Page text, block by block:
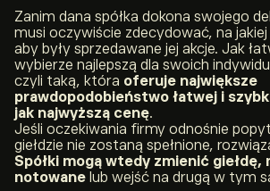
Zanim dana spółka dokona swojego
musi oczywiście zdecydować, na jakiej
aby były sprzedawane jej akcje. Jak
wybierze najlepszą dla swoich
czyli taką, która oferuje największe
prawdopodobieństwo łatwej i
jak najwyższą cenę.
Jeśli oczekiwania firmy odnośnie
giełdzie nie zostaną spełnione,
Spółki mogą wtedy zmienić giełdę,
notowane lub wejść na drugą w tym